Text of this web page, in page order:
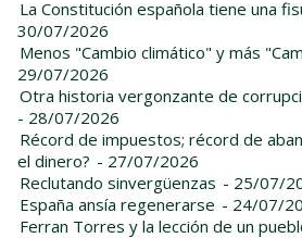
La Constitución española tiene una
30/07/2026
Menos "Cambio climático" y más
29/07/2026
Otra historia vergonzante de
- 28/07/2026
Récord de impuestos; récord de
el dinero? - 27/07/2026
Reclutando sinvergüenzas - 25/07/
España ansía regenerarse - 24/07/
Ferran Torres y la lección de un